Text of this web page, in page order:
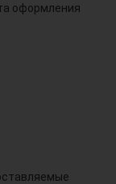
оформления